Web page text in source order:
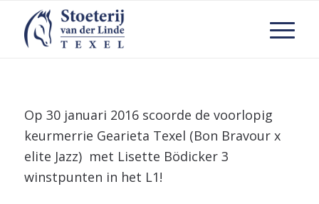
Op 30 januari 2016 scoorde de voorlopig
keurmerrie Gearieta Texel (Bon Bravour x
elite Jazz) met Lisette Bödicker 3
winstpunten in het L1!